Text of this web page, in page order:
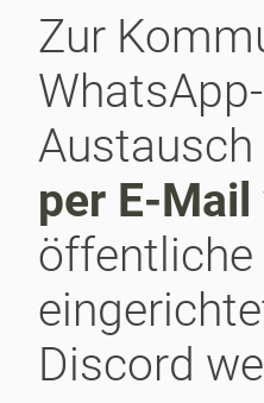
Zur
Austausch
per E-
öffentliche
Discord